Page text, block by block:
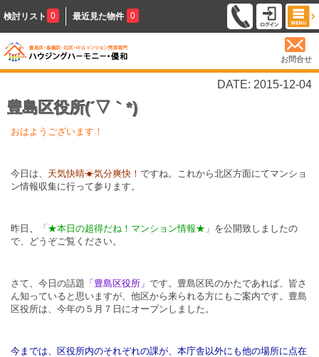
検討リスト 0 最近見た物件 0
お問合せ
DATE: 2015-12-04
豊島区役所(´▽｀*)
おはようございます！
今日は、 天気快晴☀気分爽快！ ですね。これから北区方面にてマンショ
ン情報収集に行って参ります。
昨日 「★本日の超得だね！マンション情報★」 を公開致しましたの
で、どうぞご覧ください。
さて、今日の話題 「豊島区役所」 です。豊島区民のかたであれば、皆さ
ん知っていると思いますが、他区から来られる方にもご案内です。豊島
区役所は、今年の５月７日にオープンしました。
今までは、区役所内のそれぞれの課が、本庁舎以外にも他の場所に点在